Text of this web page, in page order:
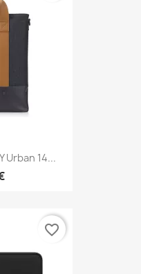
Urban 14...
favorite_border